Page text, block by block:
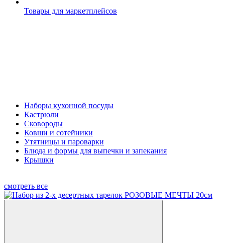
Товары для маркетплейсов
Наборы кухонной посуды
Кастрюли
Сковороды
Ковши и сотейники
Утятницы и пароварки
Блюда и формы для выпечки и запекания
Крышки
смотреть все